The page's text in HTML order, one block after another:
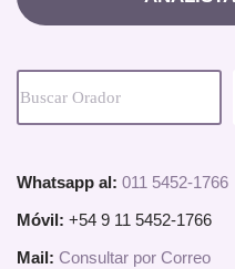
Whatsapp al: 011 5452-1766
Móvil: +54 9 11 5452-1766
Mail: Consultar por Correo